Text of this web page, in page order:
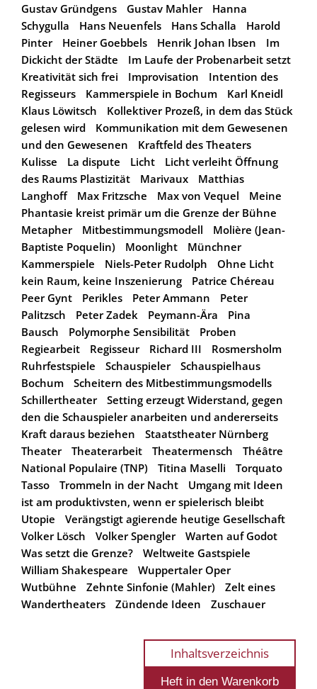
Gustav Gründgens
Gustav Mahler
Hanna
Schygulla
Hans Neuenfels Hans Schalla
Harold
Pinter
Heiner Goebbels Henrik Johan Ibsen
Im
Dickicht der Städte
Im Laufe der Probenarbeit setzt
Kreativität sich frei
Improvisation
Intention des
Regisseurs
Kammerspiele in Bochum
Karl Kneidl
Klaus Löwitsch
Kollektiver Prozeß, in dem das Stück
gelesen wird
Kommunikation mit dem Gewesenen
und den Gewesenen
Kraftfeld des Theaters
Kulisse
La dispute Licht
Licht verleiht Öffnung
des Raums Plastizität
Marivaux
Matthias
Langhoff
Max Fritzsche Max von Vequel
Meine
Phantasie kreist primär um die Grenze der Bühne
Metapher
Mitbestimmungsmodell
Molière (Jean-
Baptiste Poquelin)
Moonlight
Münchner
Kammerspiele
Niels-Peter Rudolph
Ohne Licht
kein Raum, keine Inszenierung
Patrice Chéreau
Peer Gynt
Perikles Peter Ammann
Peter
Palitzsch
Peter Zadek Peymann-Ära
Pina
Bausch
Polymorphe Sensibilität
Proben
Regiearbeit
Regisseur Richard III
Rosmersholm
Ruhrfestspiele
Schauspieler
Schauspielhaus
Bochum
Scheitern des Mitbestimmungsmodells
Schillertheater
Setting erzeugt Widerstand, gegen
den die Schauspieler anarbeiten und andererseits
Kraft daraus beziehen
Staatstheater Nürnberg
Theater
Theaterarbeit Theatermensch
Théâtre
National Populaire (TNP)
Titina Maselli
Torquato
Tasso
Trommeln in der Nacht
Umgang mit Ideen
ist am produktivsten, wenn er spielerisch bleibt
Utopie
Verängstigt agierende heutige Gesellschaft
Volker Lösch
Volker Spengler
Warten auf Godot
Was setzt die Grenze?
Weltweite Gastspiele
William Shakespeare
Wuppertaler Oper
Wutbühne
Zehnte Sinfonie (Mahler)
Zelt eines
Wandertheaters
Zündende Ideen Zuschauer
Inhaltsverzeichnis